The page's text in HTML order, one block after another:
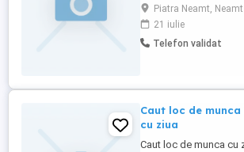
5000 si 5500 pentru
sunați la nr de telefon
Piatra Neamt, Neamt
21 iulie
Telefon validat
Caut loc de
cu ziua
Caut loc de munca cu